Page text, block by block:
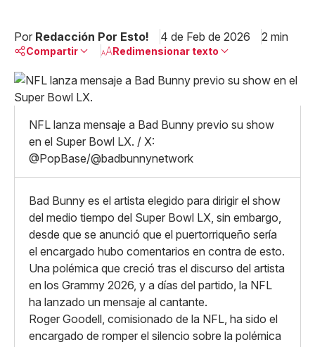
Por Redacción Por Esto! 4 de Feb de 2026 2 min
Compartir
Linkedin
X
Whatsapp
Copiar enlace
Redimensionar texto
Grande
NFL lanza mensaje a Bad Bunny previo su show
en el Super Bowl LX. / X:
@PopBase/@badbunnynetwork
Bad Bunny es el artista elegido para dirigir el show
del medio tiempo del Super Bowl LX, sin embargo,
desde que se anunció que el puertorriqueño sería
el encargado hubo comentarios en contra de esto.
Una polémica que creció tras el discurso del artista
en los Grammy 2026, y a días del partido, la NFL
ha lanzado un mensaje al cantante.
Roger Goodell, comisionado de la NFL, ha sido el
encargado de romper el silencio sobre la polémica